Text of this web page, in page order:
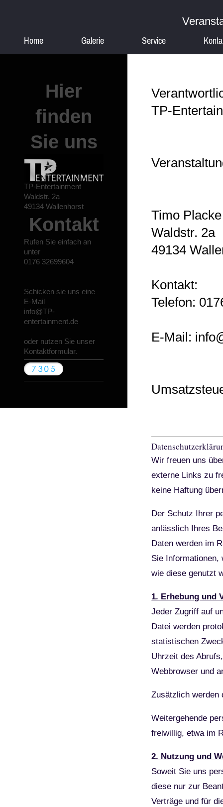
Home Galerie Service
TP-
Timo Placke
Waldstr. 2a
49134
Kontakt:
Telefon:
E-Mail:
Wir freuen uns
externe Links zu
keine Haftung
Der Schutz Ihrer
anlässlich Ihres
Daten werden im
Sie Informationen,
wie diese genutzt
1. Erhebung und
Jeder Zugriff auf
Datei werden
statistischen
Uhrzeit des
Webbrowser und
Zusätzlich werden
Weitergehende
freiwillig, etwa im
2. Nutzung und
Soweit Sie uns
diese nur zur
Verträge und für
Hier
finden
Sie uns
TP-Entertainment
Waldstr. 2a
49134 Wallenhorst
Kontakt
Rufen Sie einfach an
unter
0176 32699604
Schicken sie uns eine
E-Mail
info@TP-
entertainment.de
oder nutzen Sie unser
Kontaktformular.